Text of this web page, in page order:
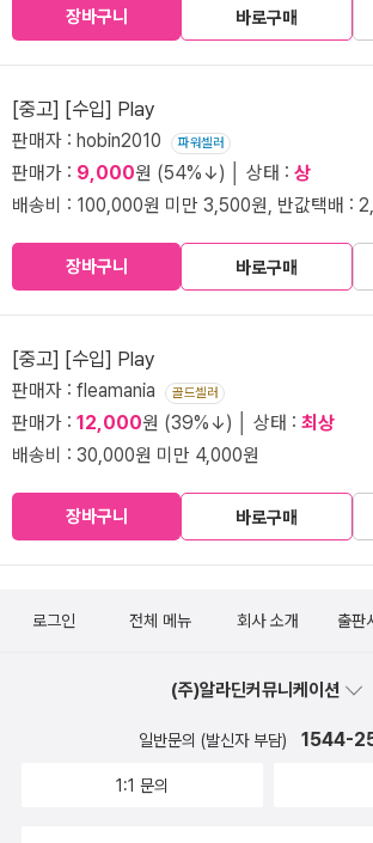
장바구니 바로구매
[중고] [수입] Play
판매자 : hobin2010 파워셀러
판매가 : 9,000원 (54%↓) │ 상태 : 상
배송비 : 100,000원 미만 3,500원, 반값택배 :
장바구니 바로구매
[중고] [수입] Play
판매자 : fleamania 골드셀러
판매가 : 12,000원 (39%↓) │ 상태 : 최상
배송비 : 30,000원 미만 4,000원
장바구니 바로구매
로그인 전체 메뉴 회사 소개 출판
(주)알라딘커뮤니케이션
일반문의 (발신자 부담) 1544-
1:1 문의